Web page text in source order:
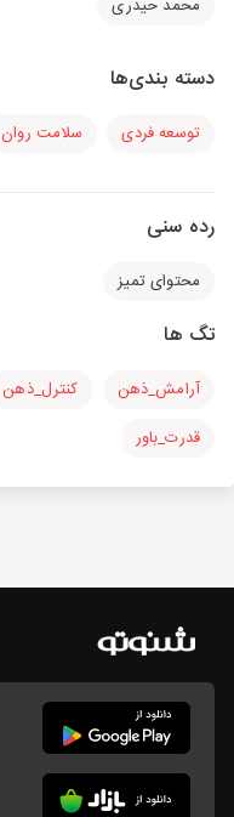
محمد حیدری
دسته بندی‌ها
توسعه فردی سلامت روان
رده سنی
محتوای تمیز
تگ ها
آرامش_ذهن کنترل_ذهن
قدرت_باور